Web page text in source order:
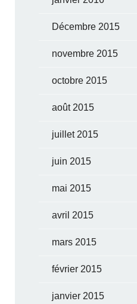
Décembre 2015
novembre 2015
octobre 2015
août 2015
juillet 2015
juin 2015
mai 2015
avril 2015
mars 2015
février 2015
janvier 2015